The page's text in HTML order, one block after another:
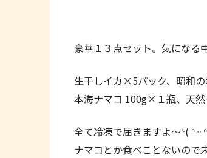
豪華１３点セット。気になる
生干しイカ×5パック、昭和
本海ナマコ 100g×１瓶、天然
全て冷凍で届きますよ〜ᐠ( ᐢ ᵕ
ナマコとか食べことないので